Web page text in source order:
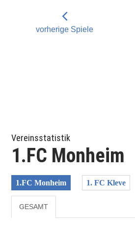
vorherige Spiele
Vereinsstatistik
1.FC Monheim
1.FC Monheim 1. FC Kleve
GESAMT